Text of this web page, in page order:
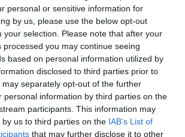
personal or sensitive information for
by us, please use the below opt-out
your selection. Please note that after your
processed you may continue seeing
based on personal information utilized by
disclosed to third parties prior to
separately opt-out of the further
personal information by third parties on the
participants. This information may
us to third parties on the IAB’s List of
that may further disclose it to other
Μπινιάρη στο
Σχολείον της
Αθήνας Ειρήνη
Παπά